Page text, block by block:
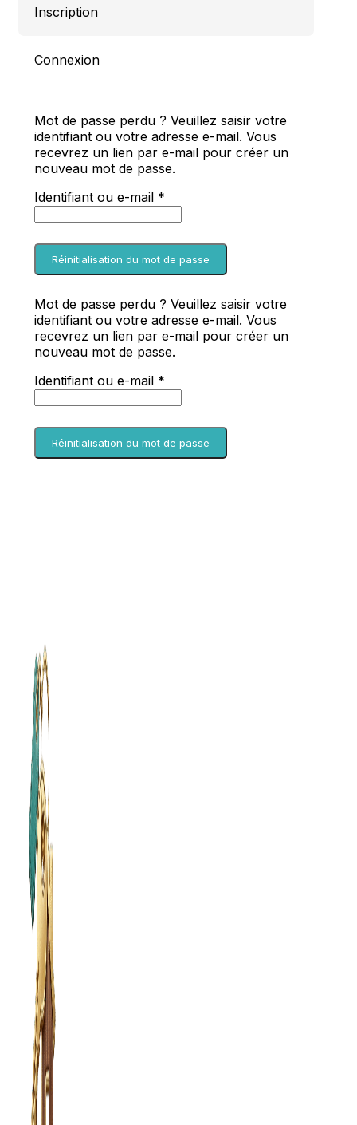
Inscription
Connexion
Mot de passe perdu ? Veuillez saisir votre
identifiant ou votre adresse e-mail. Vous
recevrez un lien par e-mail pour créer un
nouveau mot de passe.
Identifiant ou e-mail *
Réinitialisation du mot de passe
Mot de passe perdu ? Veuillez saisir votre
identifiant ou votre adresse e-mail. Vous
recevrez un lien par e-mail pour créer un
nouveau mot de passe.
Identifiant ou e-mail *
Réinitialisation du mot de passe